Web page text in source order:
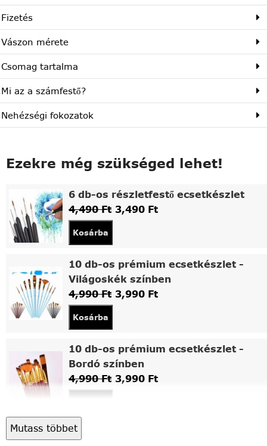
Fizetés
Vászon mérete
Csomag tartalma
Mi az a számfestő?
Nehézségi fokozatok
Ezekre még szükséged lehet!
6 db-os részletfestő ecsetkészlet
4,490Ft 3,490 Ft
Kosárba
10 db-os prémium ecsetkészlet -
Világoskék színben
4,990Ft 3,990 Ft
Kosárba
10 db-os prémium ecsetkészlet -
Bordó színben
4,990Ft 3,990 Ft
Asztali fa festőállvány
Mutass többet